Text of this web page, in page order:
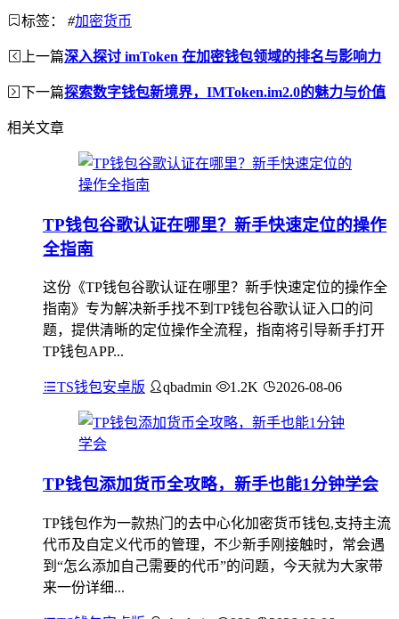
标签： #加密货币
上一篇深入探讨 imToken 在加密钱包领域的排名与影响力
下一篇探索数字钱包新境界，IMToken.im2.0的魅力与价值
相关文章
TP钱包谷歌认证在哪里？新手快速定位的操作
全指南
这份《TP钱包谷歌认证在哪里？新手快速定位的操作全
指南》专为解决新手找不到TP钱包谷歌认证入口的问
题，提供清晰的定位操作全流程，指南将引导新手打开
TP钱包APP...
TS钱包安卓版 qbadmin 1.2K 2026-08-06
TP钱包添加货币全攻略，新手也能1分钟学会
TP钱包作为一款热门的去中心化加密货币钱包,支持主流
代币及自定义代币的管理，不少新手刚接触时，常会遇
到“怎么添加自己需要的代币”的问题，今天就为大家带
来一份详细...